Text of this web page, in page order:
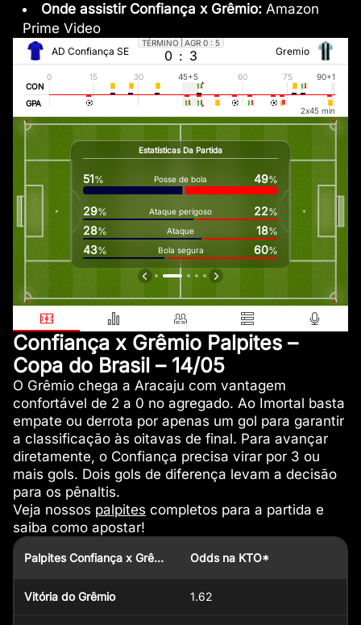
Onde assistir Confiança x Grêmio:Amazon
Prime Video
AD Confiança SE
TÉRMINO AGR0 : 5
0 : 3 Gremio
2x45 min
CON
GPA
0 15 30 45+5 60 75 +1
90
Estatísticas Da Partida
Posse de bola
51% 49%
Ataque perigoso
29% 22%
Ataque
28% 18%
Bola segura
43% 60%
Confiança x Grêmio Palpites –
Copa do Brasil – 14/05
O Grêmio chega a Aracaju com vantagem
confortável de 2 a 0 no agregado. Ao Imortal basta
empate ou derrota por apenas um gol para garantir
a classificação às oitavas de final. Para avançar
diretamente, o Confiança precisa virar por 3 ou
mais gols. Dois gols de diferença levam a decisão
para os pênaltis.
Veja nossos palpites completos para a partida e
saiba como apostar!
Palpites Confiança x Grêmio Odds na KTO*
Vitória do Grêmio 1.62